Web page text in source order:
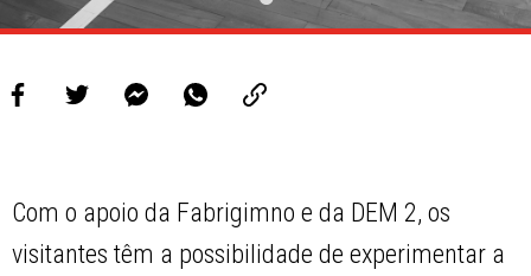
Com o apoio da Fabrigimno e da DEM 2, os
visitantes têm a possibilidade de experimentar a